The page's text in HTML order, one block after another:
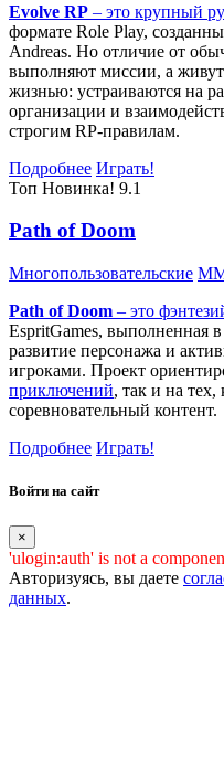
Evolve RP – это крупный
формате Role Play,
Andreas. Но отличие от
выполняют миссии, а
жизнью: устраиваются на
организации и
строгим RP-правилам.
Подробнее Играть!
Топ Новинка! 9.1
Path of Doom
Многопользовательские
Path of Doom – это
EspritGames, выполненная
развитие персонажа и
игроками. Проект
приключений, так и на
соревновательный контент.
Подробнее Играть!
Войти на сайт
×
'ulogin:auth' is not a
Авторизуясь, вы даете
данных.